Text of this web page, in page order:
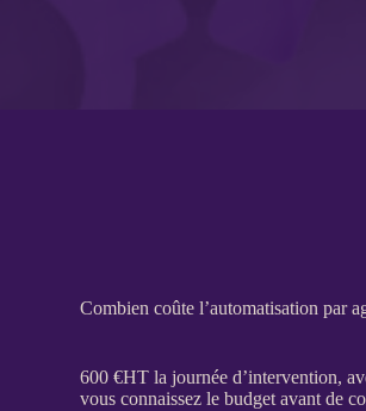
Combien coûte l’automatisation par
600 €HT la journée d’intervention,
vous connaissez le budget avant de